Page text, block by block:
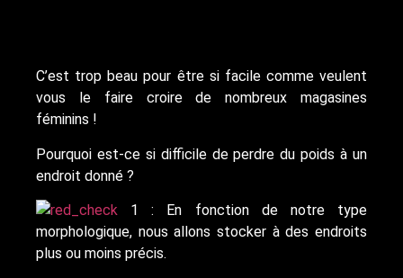
C’est trop beau pour être si facile comme veulent
vous le faire croire de nombreux magasines
féminins !
Pourquoi est-ce si difficile de perdre du poids à un
endroit donné ?
1 : En fonction de notre type
morphologique, nous allons stocker à des endroits
plus ou moins précis.